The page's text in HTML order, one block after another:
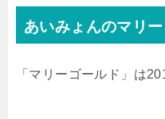
あいみょんのマリ
「マリーゴールド」は